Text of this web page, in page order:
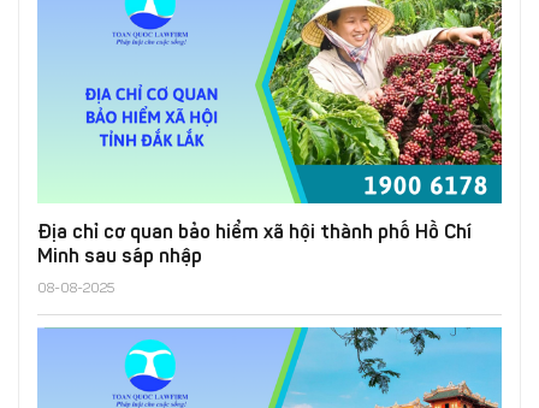
Địa chỉ cơ quan bảo hiểm xã hội thành phố Hồ Chí
Minh sau sáp nhập
08-08-2025